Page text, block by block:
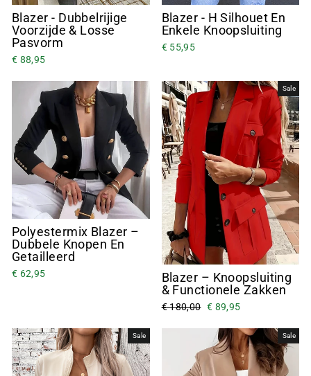
Blazer - Dubbelrijige
Voorzijde & Losse
Pasvorm
€ 88,95
Blazer - H Silhouet En
Enkele Knoopsluiting
€ 55,95
Polyestermix Blazer –
Dubbele Knopen En
Getailleerd
€ 62,95
Sale
Blazer – Knoopsluiting
& Functionele Zakken
€ 180,00 € 89,95
Sale Sale